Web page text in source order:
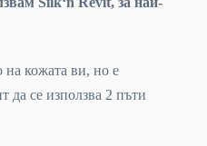
на кожата ви, но е
да се използва 2 пъти